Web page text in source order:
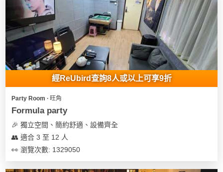
經ReUbird查詢8人或以上可享9折
Party Room ∙ 旺角
Formula party
🎉 獨立空間、簡約舒適、設備齊全
👥 適合 3 至 12 人
👀 瀏覽次數: 1329050